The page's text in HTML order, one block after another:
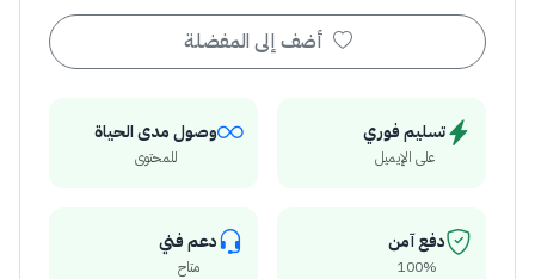
أضف إلى المفضلة
تسليم فوري
على الإيميل
وصول مدى الحياة
للمحتوى
دفع آمن
100%
دعم فني
متاح